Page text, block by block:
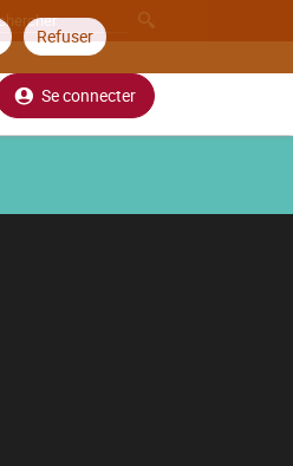
Refuser
Se connecter